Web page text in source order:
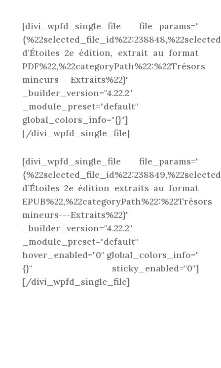
[divi_wpfd_single_file file_params="
d’Étoiles 2e édition, extrait au format
PDF%22,%22categoryPath%22:%22Trésors
mineurs---Extraits%22}"
_builder_version="4.22.2"
_module_preset="default"
global_colors_info="{}"]
[/divi_wpfd_single_file]
[divi_wpfd_single_file file_params="
d’Étoiles 2e édition extraits au format
EPUB%22,%22categoryPath%22:%22Trésors
mineurs---Extraits%22}"
_builder_version="4.22.2"
_module_preset="default"
hover_enabled="0" global_colors_info="
{}" sticky_enabled="0"]
[/divi_wpfd_single_file]